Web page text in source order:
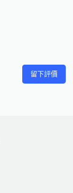
留下評價